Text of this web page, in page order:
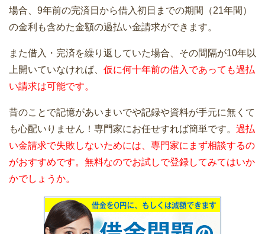
場合、9年前の完済日から借入初日までの期間（21年間）
の金利も含めた金額の過払い金請求ができます。
また借入・完済を繰り返していた場合、その間隔が10年以
上開いていなければ、 仮に何十年前の借入であっても過払
い請求は可能です。
昔のことで記憶があいまいでや記録や資料が手元に無くて
も心配いりません！専門家にお任せすれば簡単です。 過払
い金請求で失敗しないためには、専門家にまず相談するの
がおすすめです。無料なのでお試しで登録してみてはいか
かでしょうか。